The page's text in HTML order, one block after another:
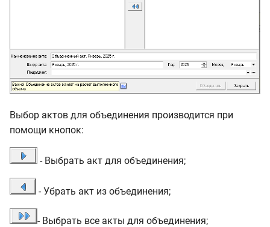
Выбор актов для объединения производится при
помощи кнопок:
- Выбрать акт для объединения;
- Убрать акт из объединения;
- Выбрать все акты для объединения;